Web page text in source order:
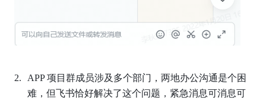
APP 项目群成员涉及多个部门，两地办公沟通是个困
难，但飞书恰好解决了这个问题，紧急消息可消息可